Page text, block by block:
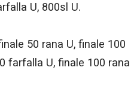
U, 800sl U.
50 rana U, finale 100
farfalla U, finale 100 rana